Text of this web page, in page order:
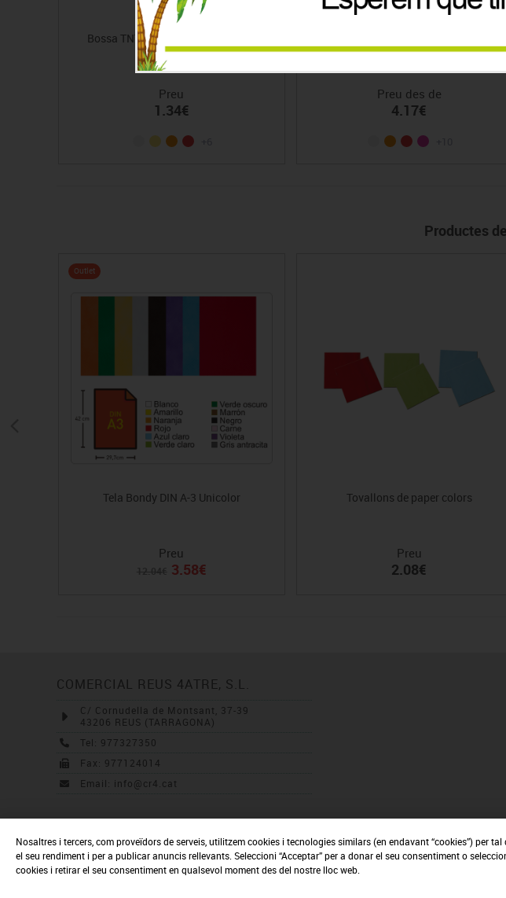
Bossa TNT disfresses gran 65 x 90
Preu
1.34€
Preu des de
4.17€
Productes
Outlet
Tela Bondy DIN A-3 Unicolor
Preu
3.58€
Tovallons de paper colors
Preu
2.08€
COMERCIAL REUS 4ATRE, S.L.
C/ Cornudella de Montsant, 37-39
43206 REUS (TARRAGONA)
Tel: 977327350
Fax: 977124014
Email: info@cr4.cat
Nosaltres i tercers, com proveïdors de serveis, utilitzem cookies i tecnologies similars (en endavant “cookies”) per
el seu rendiment i per a publicar anuncis rellevants. Seleccioni “Acceptar” per a donar el seu consentiment o
cookies i retirar el seu consentiment en qualsevol moment des del nostre lloc web.